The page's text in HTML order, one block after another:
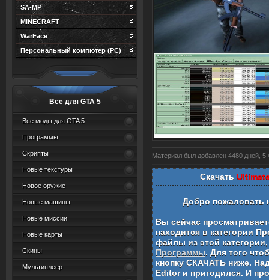
SA-MP
MINECRAFT
WarFace
Персональный компютер (PC)
Все для GTA 5
Все моды для GTA 5
Программы
Скрипты
Новые текстуры
Новое оружие
Новые машины
Новые миссии
Новые карты
Скины
Мультиплеер
Материал был добавлен 4480 дней, 5
Скачать
Добро пожаловать
Вы сейчас
находится в категории
файлы из этой
Программы. Для того
кнопку СКАЧАТЬ ниже.
Editorи пригодился. И